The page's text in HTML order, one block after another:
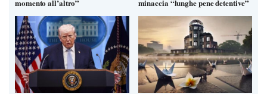
momento all’altro” minaccia “lunghe pene detentive”